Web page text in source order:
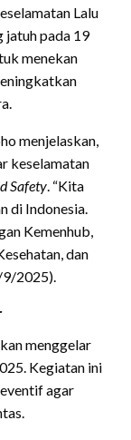
Lalu
jatuh pada 19
menekan
menjelaskan,
keselamatan
Safety. “Kita
di Indonesia.
Kemenhub,
dan
9/2025).
menggelar
Kegiatan ini
agar